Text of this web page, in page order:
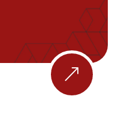
&